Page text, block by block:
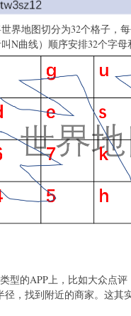
世界地图切分为32个格子，
N曲线）顺序安排32个字母
型的APP上，比如大众点
径，找到附近的商家。这